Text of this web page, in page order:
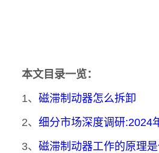
本文目录一览：
1、 磁滞制动器怎么拆卸
2、 细分市场深度调研:2024
3、 磁滞制动器工作的原理